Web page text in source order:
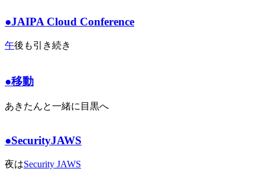
●JAIPA Cloud Conference
午後も引き続き
●移動
あきたんと一緒に目黒へ
●SecurityJAWS
夜はSecurity JAWS